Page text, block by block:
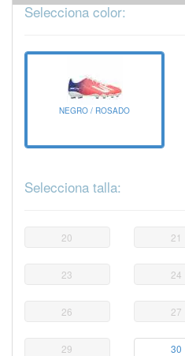
Selecciona color:
NEGRO / ROSADO
Selecciona talla:
20 21
23 24
26 27
29 30